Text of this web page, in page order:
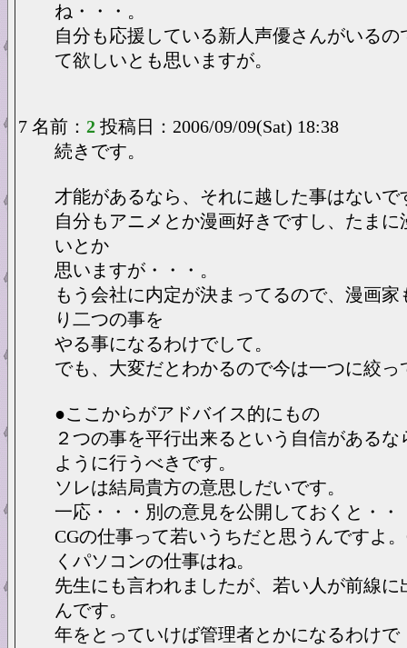
ね・・・。
自分も応援している新人声優さんがいるの
て欲しいとも思いますが。
7 名前： 2 投稿日：2006/09/09(Sat) 18:38
続きです。
才能があるなら、それに越した事はないで
自分もアニメとか漫画好きですし、たまに
いとか
思いますが・・・。
もう会社に内定が決まってるので、漫画家
り二つの事を
やる事になるわけでして。
でも、大変だとわかるので今は一つに絞っ
●ここからがアドバイス的にもの
２つの事を平行出来るという自信がある
ように行うべきです。
ソレは結局貴方の意思しだいです。
一応・・・別の意見を公開しておくと・・
CGの仕事って若いうちだと思うんですよ
くパソコンの仕事はね。
先生にも言われましたが、若い人が前線に
んです。
年をとっていけば管理者とかになるわけで